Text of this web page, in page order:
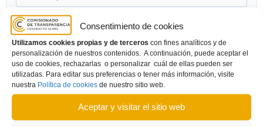
Consentimiento de cookies
Utilizamos cookies propias y de terceros con fines analíticos y de
personalización de nuestros contenidos. A continuación, puede aceptar el
uso de cookies, rechazarlas o personalizar cuál de ellas pueden ser
utilizadas. Para editar sus preferencias o tener más información, visite
nuestra Política de cookies de nuestro sitio web.
Aceptar y visitar el sitio web
Se ha producido un error al cargar las entidades.
Inténtelo de nuevo más tarde.
¿Qué ofrece este portal?